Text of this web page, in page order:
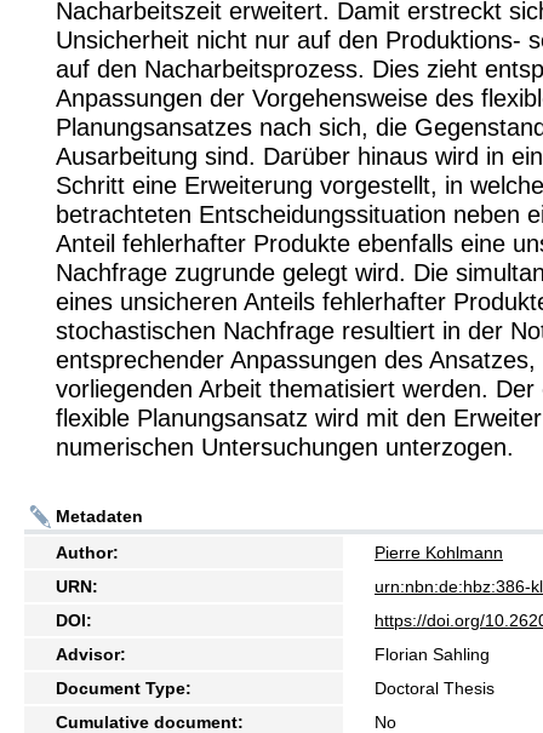
Nacharbeitszeit erweitert. Damit erstreckt
Unsicherheit nicht nur auf den Produktions-
auf den Nacharbeitsprozess. Dies zieht
Anpassungen der Vorgehensweise des
Planungsansatzes nach sich, die
Ausarbeitung sind. Darüber hinaus wird in
Schritt eine Erweiterung vorgestellt, in
betrachteten Entscheidungssituation neben
Anteil fehlerhafter Produkte ebenfalls eine
Nachfrage zugrunde gelegt wird. Die
eines unsicheren Anteils fehlerhafter
stochastischen Nachfrage resultiert in der
entsprechender Anpassungen des
vorliegenden Arbeit thematisiert werden. Der
flexible Planungsansatz wird mit den
numerischen Untersuchungen unterzogen.
Metadaten
Author:
Pierre Kohlmann
URN:
urn:nbn:de:hbz:386-
DOI:
https://doi.org/
Advisor:
Florian Sahling
Document Type:
Doctoral Thesis
Cumulative document:
No